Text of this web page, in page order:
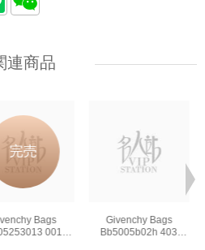
連商品
完売
Bags
001
Givenchy Bags
Bb5005b02h 403